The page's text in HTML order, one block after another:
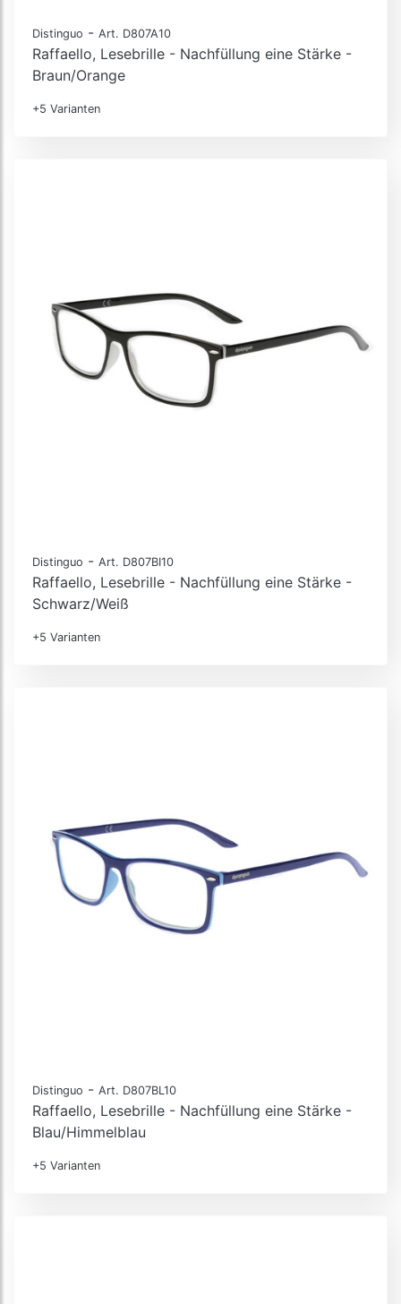
Distinguo - Art. D807A10
Raffaello, Lesebrille - Nachfüllung eine Stärke -
Braun/Orange
+5 Varianten
Distinguo - Art. D807BI10
Raffaello, Lesebrille - Nachfüllung eine Stärke -
Schwarz/Weiß
+5 Varianten
Distinguo - Art. D807BL10
Raffaello, Lesebrille - Nachfüllung eine Stärke -
Blau/Himmelblau
+5 Varianten